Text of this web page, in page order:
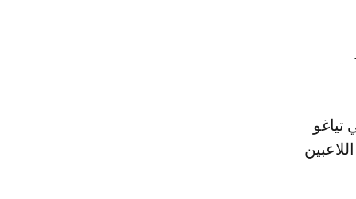
فابينيو (29) والاسباني تياغو